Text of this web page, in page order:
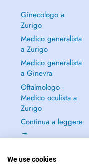
Ginecologo a
Zurigo
Medico generalista
a Zurigo
Medico generalista
a Ginevra
Oftalmologo -
Medico oculista a
Zurigo
Continua a leggere
→
We use cookies